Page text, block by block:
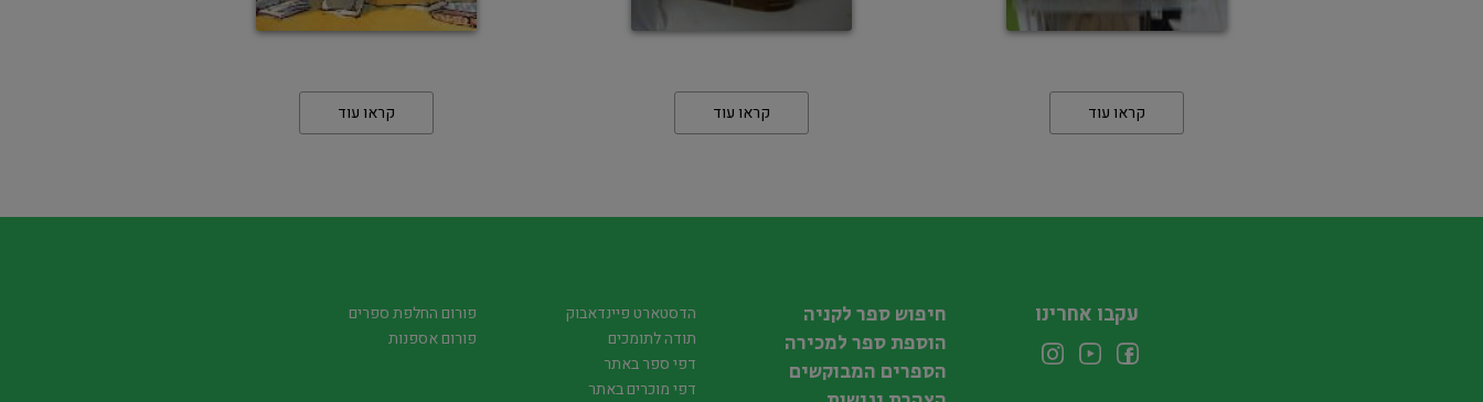
קראו עוד קראו עוד קראו עוד
עקבו אחרינו
חיפוש ספר לקניה
הוספת ספר למכירה
הספרים המבוקשים
הדסטארט פיינדאבוק
תודה לתומכים
דפי ספר באתר
דפי מוכרים באתר
פורום החלפת ספרים
פורום אספנות